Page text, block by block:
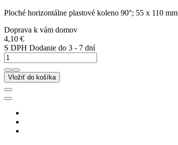
Ploché horizontálne plastové koleno 90°; 55 x 110 mm
Doprava k vám domov
4,10 €
S DPH Dodanie do 3 - 7 dní
Vložiť do košíka